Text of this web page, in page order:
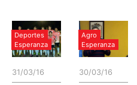
Deportes
Esperanza
31/03/16
Agro
Esperanza
30/03/16